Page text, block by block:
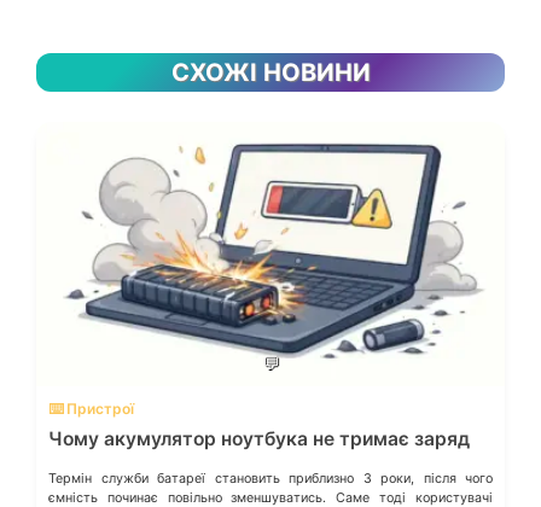
СХОЖІ НОВИНИ
💬
⌨️ Пристрої
Чому акумулятор ноутбука не тримає заряд
Термін служби батареї становить приблизно 3 роки, після чого
ємність починає повільно зменшуватись. Саме тоді користувачі